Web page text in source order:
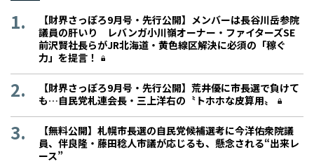
【財界さっぽろ9月号・先行公開】メンバーは長谷川岳参院
議員の肝いり レバンガ小川嶺オーナー・ファイターズSE
前沢賢社長らがJR北海道・黄色線区解決に必須の「稼ぐ
力」を提言！
【財界さっぽろ9月号・先行公開】荒井優に市長選で負けて
も…自民党札連会長・三上洋右の〝トホホな皮算用〟
【無料公開】札幌市長選の自民党候補選考に今洋佑衆院議
員、伴良隆・藤田稔人市議が応じるも、懸念される“出来レ
ース”